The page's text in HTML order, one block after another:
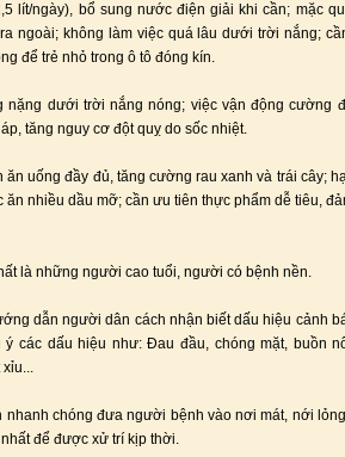
lít/ngày), bổ sung nước điện giải khi cần; mặc
ngoài; không làm việc quá lâu dưới trời nắng;
để trẻ nhỏ trong ô tô đóng kín.
nặng dưới trời nắng nóng; việc vận động cường
tăng nguy cơ đột quỵ do sốc nhiệt.
uống đầy đủ, tăng cường rau xanh và trái cây;
nhiều dầu mỡ; cần ưu tiên thực phẩm dễ tiêu,
là những người cao tuổi, người có bệnh nền.
dẫn người dân cách nhận biết dấu hiệu cảnh
các dấu hiệu như: Đau đầu, chóng mặt, buồn
xỉu...
chóng đưa người bệnh vào nơi mát, nới
để được xử trí kịp thời.